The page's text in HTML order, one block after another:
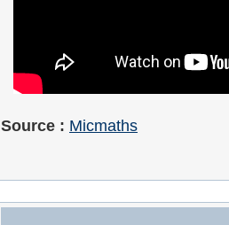
Source : Micmaths